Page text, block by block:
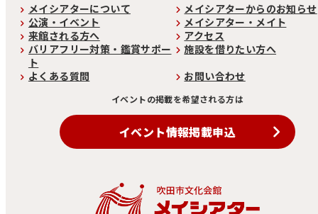
メイシアターについて
メイシアターからのお知らせ
公演・イベント
メイシアター・メイト
来館される方へ
アクセス
バリアフリー対策・鑑賞サポー
ト
施設を借りたい方へ
よくある質問
お問い合わせ
イベントの掲載を希望される方は
イベント情報掲載申込